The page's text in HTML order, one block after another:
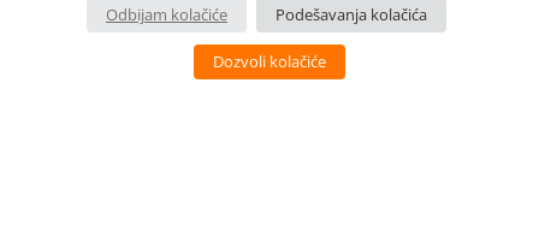
USPEŠNO ZAVRŠEN
Odbijam kolačiće Podešavanja kolačića
Dozvoli kolačiće